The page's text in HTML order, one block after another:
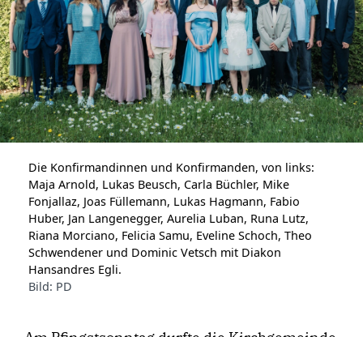
Die Konfirmandinnen und Konfirmanden, von links:
Maja Arnold, Lukas Beusch, Carla Büchler, Mike
Fonjallaz, Joas Füllemann, Lukas Hagmann, Fabio
Huber, Jan Langenegger, Aurelia Luban, Runa Lutz,
Riana Morciano, Felicia Samu, Eveline Schoch, Theo
Schwendener und Dominic Vetsch mit Diakon
Hansandres Egli.
Bild: PD